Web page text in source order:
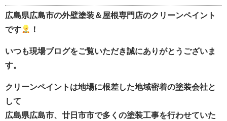
広島県広島市の外壁塗装＆屋根専門店のクリーンペイント
です
！
いつも現場ブログをご覧いただき誠にありがとうございま
す。
クリーンペイントは地場に根差した地域密着の塗装会社と
して
広島県広島市、廿日市市で多くの塗装工事を行わせていた